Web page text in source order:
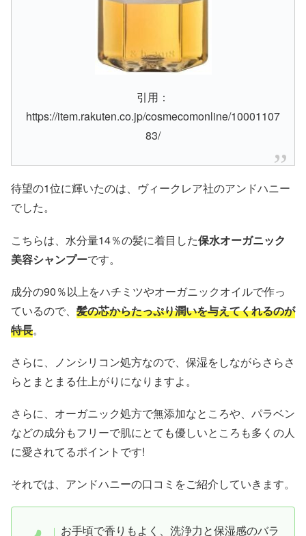
引用：
https://item.rakuten.co.jp/cosmecomonline/10001107
83/
待望の1位に輝いたのは、ヴィークレア社のアンドハニー
でした。
こちらは、水分量14％の髪に着目した保水オーガニック
美容シャンプーです。
成分の90％以上をハチミツやオーガニックオイルで作っ
ているので、 髪の芯からたっぷり潤いを与えてくれるのが
特長。
さらに、ノンシリコン処方なので、保湿をしながらさらさ
らとまとまる仕上がりになりますよ。
さらに、オーガニック処方で無添加なところや、パラベン
などの成分もフリーで肌にとても優しいところも多くの人
に愛されてるポイントです!
それでは、アンドハニーの口コミをご紹介していきます。
お手頃で香りもよく、洗浄力と保湿感のバラ